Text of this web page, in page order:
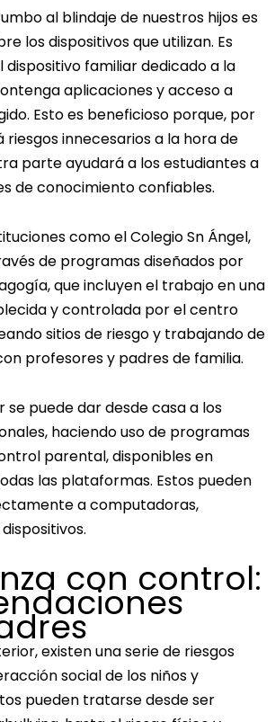
al blindaje de nuestros hijos es
los dispositivos que utilizan. Es
familiar dedicado a la
aplicaciones y acceso a
Esto es beneficioso porque, por
riesgos innecesarios a la hora de
parte ayudará a los estudiantes a
de conocimiento confiables.
como el Colegio Sn Ángel,
de programas diseñados por
que incluyen el trabajo en una
y controlada por el centro
sitios de riesgo y trabajando de
profesores y padres de familia.
se puede dar desde casa a los
haciendo uso de programas
parental, disponibles en
las plataformas. Estos pueden
a computadoras,
con control:
existen una serie de riesgos
social de los niños y
pueden tratarse desde ser